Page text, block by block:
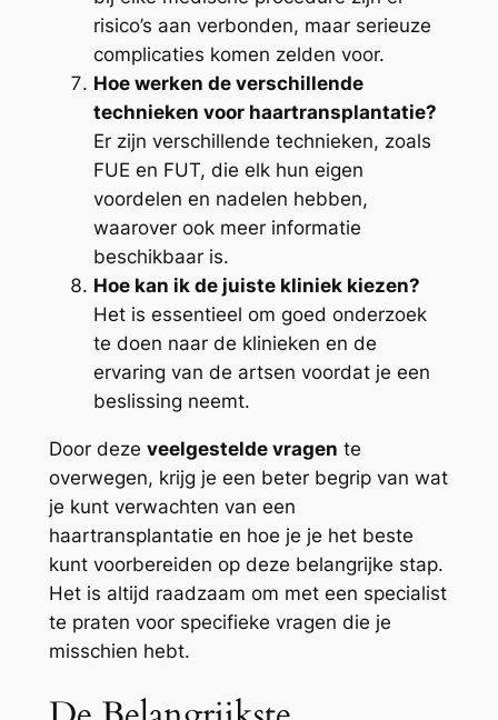
risico’s aan verbonden, maar serieuze
complicaties komen zelden voor.
Hoe werken de verschillende
technieken voor haartransplantatie?
Er zijn verschillende technieken, zoals
FUE en FUT, die elk hun eigen
voordelen en nadelen hebben,
waarover ook meer informatie
beschikbaar is.
Hoe kan ik de juiste kliniek kiezen?
Het is essentieel om goed onderzoek
te doen naar de klinieken en de
ervaring van de artsen voordat je een
beslissing neemt.
Door deze veelgestelde vragen te
overwegen, krijg je een beter begrip van wat
je kunt verwachten van een
haartransplantatie en hoe je je het beste
kunt voorbereiden op deze belangrijke stap.
Het is altijd raadzaam om met een specialist
te praten voor specifieke vragen die je
misschien hebt.